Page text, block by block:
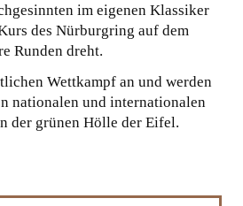
im eigenen Klassiker
des Nürburgring auf dem
Runden dreht.
Wettkampf an und werden
nationalen und internationalen
der grünen Hölle der Eifel.